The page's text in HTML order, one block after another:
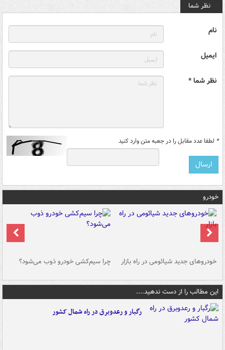
نظر شما
نام
ایمیل
نظر شما *
* لطفا عدد مقابل را در جعبه متن وارد کنید
خودرو
خودروهای جدید شیائومی در راه بازار چرا سیم‌کشی خودرو ذوب می‌شود؟
این مطالب را از دست ندهید....
رگبار و رعدوبرق در راه شمال کشور